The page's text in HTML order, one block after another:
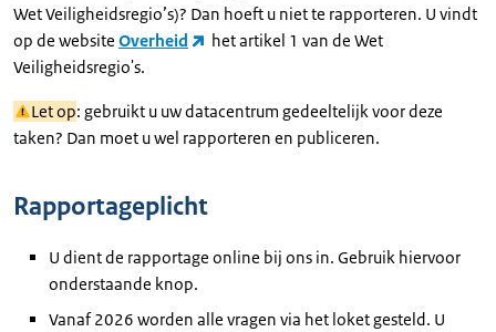
Wet Veiligheidsregio’s)? Dan hoeft u niet te rapporteren. U vindt
op de website Overheid
het artikel 1 van de Wet
Veiligheidsregio's.
Let op: gebruikt u uw datacentrum gedeeltelijk voor deze
taken? Dan moet u wel rapporteren en publiceren.
Rapportageplicht
U dient de rapportage online bij ons in. Gebruik hiervoor
onderstaande knop.
Vanaf 2026 worden alle vragen via het loket gesteld. U